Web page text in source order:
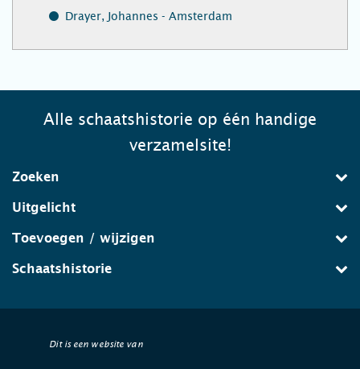
Drayer, Johannes - Amsterdam
Alle schaatshistorie op één handige
verzamelsite!
Zoeken
Uitgelicht
Toevoegen / wijzigen
Schaatshistorie
Dit is een website van